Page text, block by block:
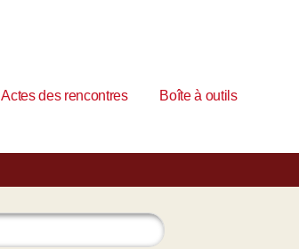
Actes des rencontres
Boîte à outils